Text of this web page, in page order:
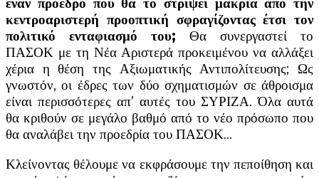
κεντροαριστερή προοπτική σφραγίζοντας έτσι τον
πολιτικό ενταφιασμό του; Θα συνεργαστεί το
ΠΑΣΟΚ με τη Νέα Αριστερά προκειμένου να αλλάξει
χέρια η θέση της Αξιωματικής Αντιπολίτευσης; Ως
γνωστόν, οι έδρες των δύο σχηματισμών σε άθροισμα
είναι περισσότερες απ’ αυτές του ΣΥΡΙΖΑ. Όλα αυτά
θα κριθούν σε μεγάλο βαθμό από το νέο πρόσωπο που
θα αναλάβει την προεδρία του ΠΑΣΟΚ…
Κλείνοντας θέλουμε να εκφράσουμε την πεποίθηση και